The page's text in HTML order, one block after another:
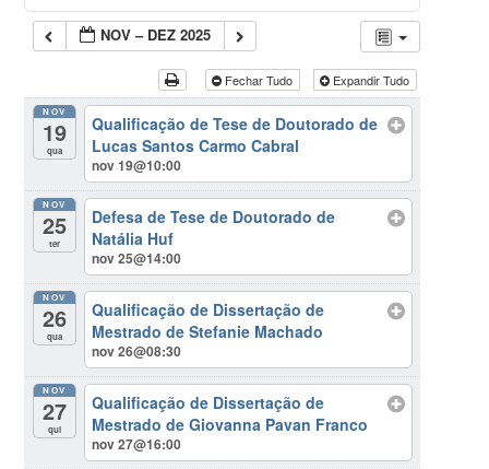
NOV – DEZ 2025
Fechar Tudo Expandir Tudo
NOV
19
qua
Qualificação de Tese de Doutorado de
Lucas Santos Carmo Cabral
nov 19@10:00
NOV
25
ter
Defesa de Tese de Doutorado de
Natália Huf
nov 25@14:00
NOV
26
qua
Qualificação de Dissertação de
Mestrado de Stefanie Machado
nov 26@08:30
NOV
27
qui
Qualificação de Dissertação de
Mestrado de Giovanna Pavan Franco
nov 27@16:00